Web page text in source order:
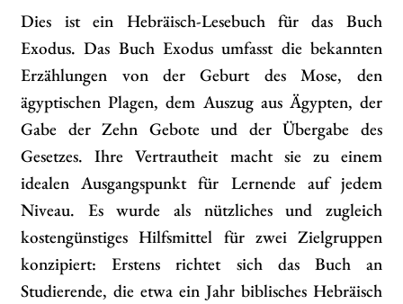
Dies ist ein Hebräisch-Lesebuch für das Buch
Exodus. Das Buch Exodus umfasst die bekannten
Erzählungen von der Geburt des Mose, den
ägyptischen Plagen, dem Auszug aus Ägypten, der
Gabe der Zehn Gebote und der Übergabe des
Gesetzes. Ihre Vertrautheit macht sie zu einem
idealen Ausgangspunkt für Lernende auf jedem
Niveau. Es wurde als nützliches und zugleich
kostengünstiges Hilfsmittel für zwei Zielgruppen
konzipiert: Erstens richtet sich das Buch an
Studierende, die etwa ein Jahr biblisches Hebräisch